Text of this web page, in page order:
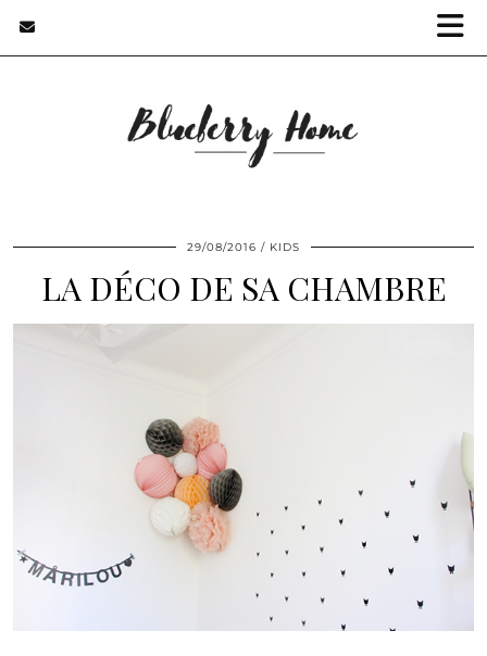
29/08/2016 KIDS
LA DÉCO DE SA CHAMBRE